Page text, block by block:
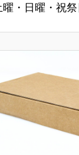
曜・日曜・祝